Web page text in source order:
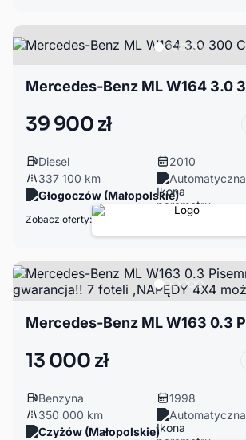
39 900 zł
Diesel
2010
337 100 km
Automatyczna
Głogoczów (Małopolskie)
Zobacz oferty:
13 000 zł
Benzyna
1998
350 000 km
Automatyczna
Czyżów (Małopolskie)